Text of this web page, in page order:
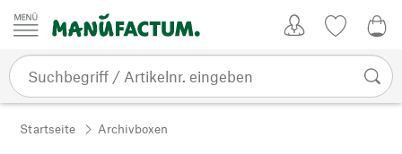
Zum Inhalt springen
Startseite Archivboxen